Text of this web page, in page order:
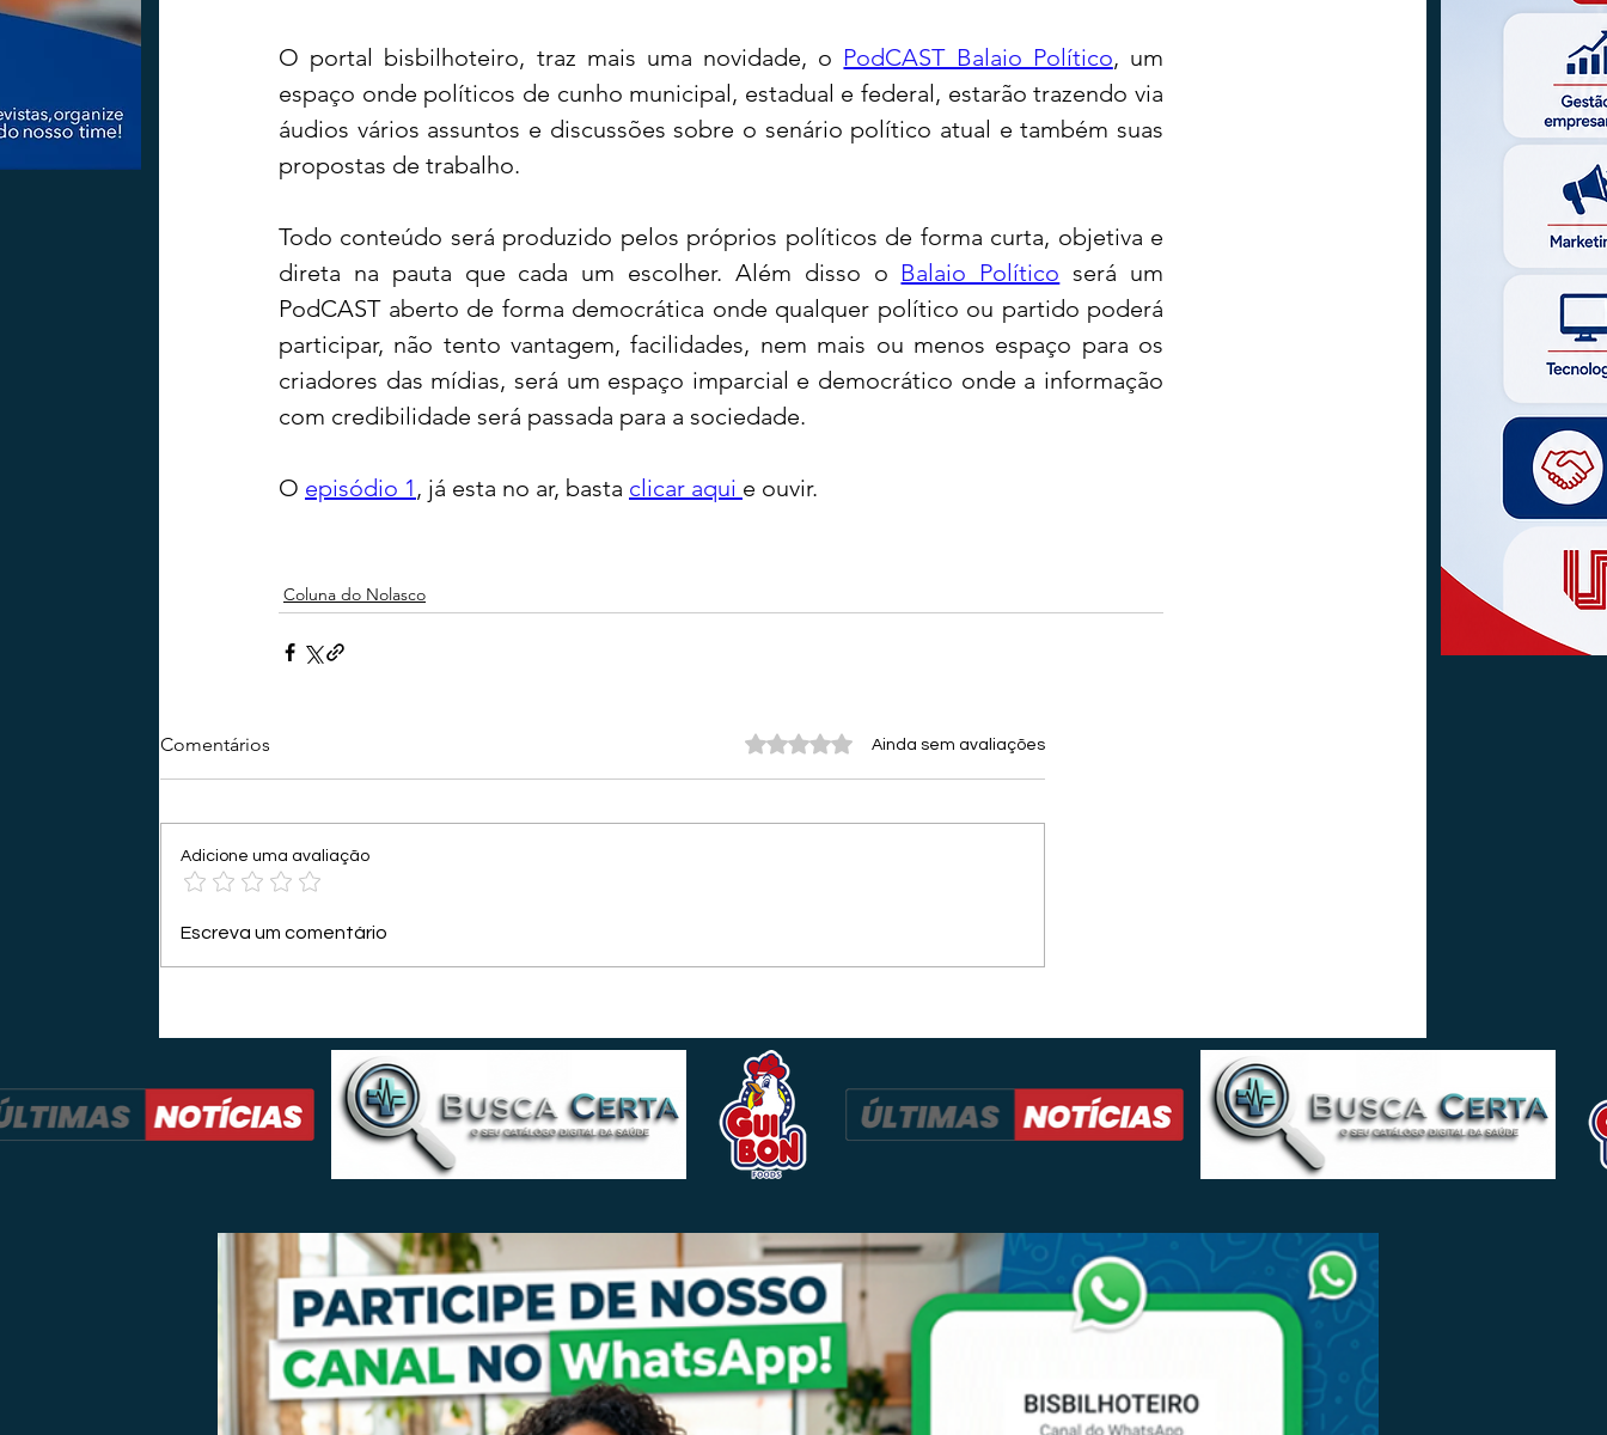
O portal bisbilhoteiro, traz mais uma novidade, o PodCAST Balaio Político, um
espaço onde políticos de cunho municipal, estadual e federal, estarão trazendo via
áudios vários assuntos e discussões sobre o senário político atual e também suas
propostas de trabalho.
Todo conteúdo será produzido pelos próprios políticos de forma curta, objetiva e
direta na pauta que cada um escolher. Além disso o Balaio Político será um
PodCAST aberto de forma democrática onde qualquer político ou partido poderá
participar, não tento vantagem, facilidades, nem mais ou menos espaço para os
criadores das mídias, será um espaço imparcial e democrático onde a informação
com credibilidade será passada para a sociedade.
O episódio 1 , já esta no ar, basta clicar aqui e ouvir.
Coluna do Nolasco
Comentários Avaliado com 0 de 5 estrelas.
Ainda sem avaliações
Adicione uma avaliação
Escreva um comentário